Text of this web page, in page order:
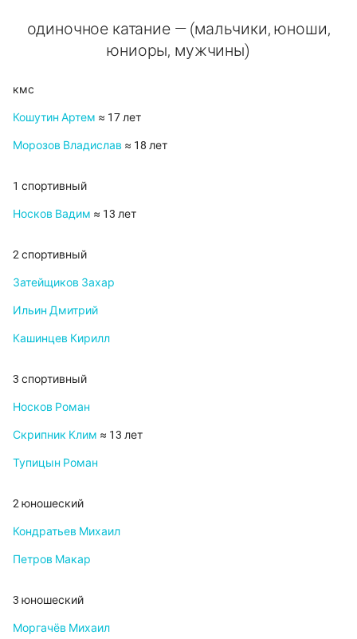
одиночное катание — (мальчики, юноши,
юниоры, мужчины)
кмс
Кошутин Артем ≈ 17 лет
Морозов Владислав ≈ 18 лет
1 спортивный
Носков Вадим ≈ 13 лет
2 спортивный
Затейщиков Захар
Ильин Дмитрий
Кашинцев Кирилл
3 спортивный
Носков Роман
Скрипник Клим ≈ 13 лет
Тупицын Роман
2 юношеский
Кондратьев Михаил
Петров Макар
3 юношеский
Моргачёв Михаил